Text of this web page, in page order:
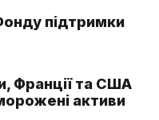
підтримки
Франції та США
активи